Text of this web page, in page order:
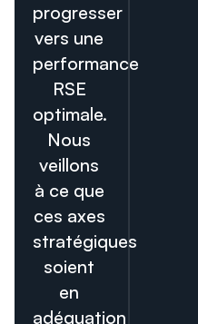
progresser
vers une
performance
RSE
optimale.
Nous
veillons
à ce que
ces axes
stratégiques
soient
en
adéquation